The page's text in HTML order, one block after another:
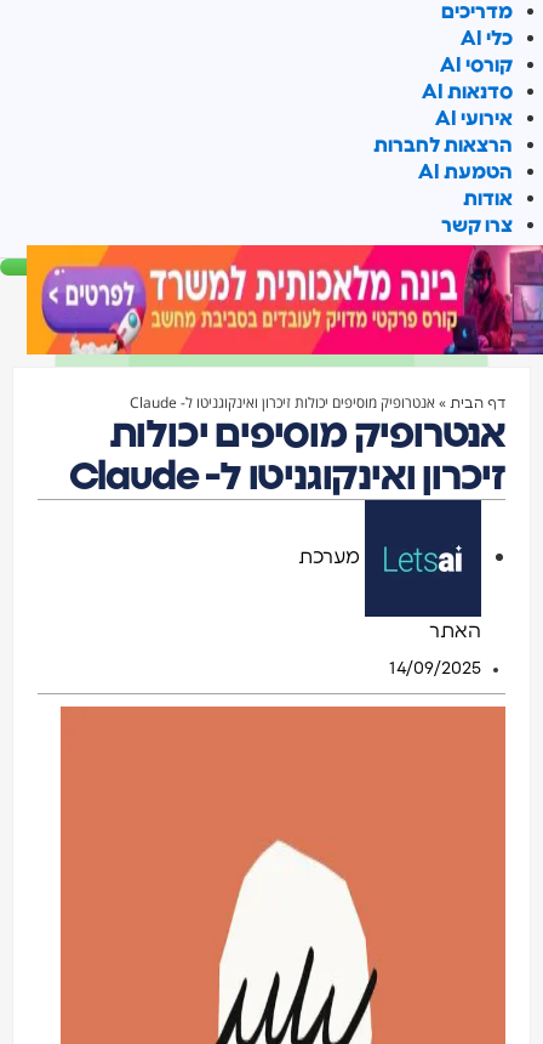
מדריכים
כלי AI
קורסי AI
סדנאות AI
אירועי AI
הרצאות לחברות
הטמעת AI
אודות
צרו קשר
דף הבית » אנטרופיק מוסיפים יכולות זיכרון ואינקוגניטו ל- Claude
אנטרופיק מוסיפים יכולות
זיכרון ואינקוגניטו ל- Claude
מערכת
האתר
14/09/2025